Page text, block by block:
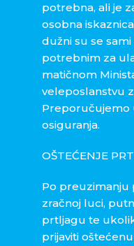
potrebna, ali je
osobna
dužni su se
potrebnim za
matičnom
veleposlanstvu
osiguranja.
OŠTEĆENJE
Po
zračnoj luci,
prtljagu te
prijaviti